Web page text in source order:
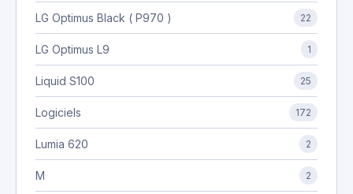
LG Optimus Black ( P970 ) 22
LG Optimus L9 1
Liquid S100 25
Logiciels 172
Lumia 620 2
M 2